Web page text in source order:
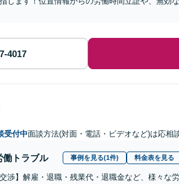
受付中面談方法(対面・電話・ビデオなど)は応相
働トラブル 事例を見る(1件) 料金表を見る
交渉】解雇・退職・残業代・退職金など、様々